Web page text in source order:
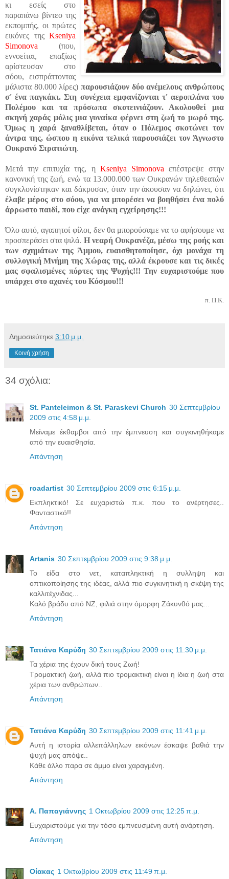
κι εσείς στο
παραπάνω βίντεο της
εκπομπής, οι πρώτες
εικόνες της Kseniya
Simonova (που,
εννοείται, επαξίως
αρίστευσαν στο
σόου, εισπράττοντας
μάλιστα 80.000 λίρες) παρουσιάζουν δύο ανέμελους ανθρώπους
σ' ένα παγκάκι. Στη συνέχεια εμφανίζονται τ' αεροπλάνα του
Πολέμου και τα πρόσωπα σκοτεινιάζουν. Ακολουθεί μια
σκηνή χαράς μόλις μια γυναίκα φέρνει στη ζωή το μωρό της.
Όμως η χαρά ξαναθλίβεται, όταν ο Πόλεμος σκοτώνει τον
άντρα της, ώσπου η εικόνα τελικά παρουσιάζει τον Άγνωστο
Ουκρανό Στρατιώτη.
Μετά την επιτυχία της, η Kseniya Simonovaεπέστρεψε στην
κανονική της ζωή, ενώ τα 13.000.000 των Ουκρανών τηλεθεατών
συγκλονίστηκαν και δάκρυσαν, όταν την άκουσαν να δηλώνει, ότι
έλαβε μέρος στο σόου, για να μπορέσει να βοηθήσει ένα πολύ
άρρωστο παιδί, που είχε ανάγκη εγχείρησης!!!
Όλο αυτό, αγαπητοί φίλοι, δεν θα μπορούσαμε να το αφήσουμε να
προσπεράσει στα ψιλά. Η νεαρή Ουκρανέζα, μέσω της ροής και
των σχημάτων της Άμμου, ευαισθητοποίησε, όχι μονάχα τη
συλλογική Μνήμη της Χώρας της, αλλά έκρουσε και τις δικές
μας σφαλισμένες πόρτες της Ψυχής!!! Την ευχαριστούμε που
υπάρχει στο αχανές του Κόσμου!!!
π. Π.Κ.
Δημοσιεύτηκε 3:10 μ.μ.
Κοινή χρήση
34 σχόλια:
St. Panteleimon & St. Paraskevi Church 30 Σεπτεμβρίου
2009 στις 4:58 μ.μ.
Μείναμε έκθαμβοι από την έμπνευση και συγκινηθήκαμε
από την ευαισθησία.
Απάντηση
roadartist 30 Σεπτεμβρίου 2009 στις 6:15 μ.μ.
Εκπληκτικό! Σε ευχαριστώ π.κ. που το ανέρτησες..
Φανταστικό!!
Απάντηση
Artanis 30 Σεπτεμβρίου 2009 στις 9:38 μ.μ.
Το είδα στο νετ, καταπληκτική η συλληψη και
οπτικοποίησης της ιδέας, αλλά πιο συγκινητική η σκέψη της
καλλιτέχνιδας...
Καλό βράδυ από ΝΖ, φιλιά στην όμορφη Ζάκυνθό μας...
Απάντηση
Τατιάνα Καρύδη 30 Σεπτεμβρίου 2009 στις 11:30 μ.μ.
Τα χέρια της έχουν δική τους Ζωή!
Τρομακτική ζωή, αλλά πιο τρομακτική είναι η ίδια η ζωή στα
χέρια των ανθρώπων..
Απάντηση
Τατιάνα Καρύδη 30 Σεπτεμβρίου 2009 στις 11:41 μ.μ.
Αυτή η ιστορία αλλεπάλληλων εικόνων έσκαψε βαθιά την
ψυχή μας απόψε..
Κάθε άλλο παρα σε άμμο είναι χαραγμένη.
Απάντηση
Α. Παπαγιάννης 1 Οκτωβρίου 2009 στις 12:25 π.μ.
Ευχαριστούμε για την τόσο εμπνευσμένη αυτή ανάρτηση.
Απάντηση
Οίακας 1 Οκτωβρίου 2009 στις 11:49 π.μ.